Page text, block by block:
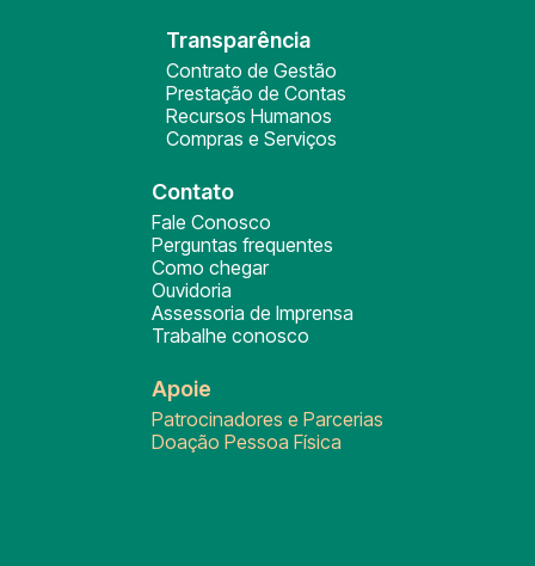
Transparência
Contrato de Gestão
Prestação de Contas
Recursos Humanos
Compras e Serviços
Contato
Fale Conosco
Perguntas frequentes
Como chegar
Ouvidoria
Assessoria de Imprensa
Trabalhe conosco
Apoie
Patrocinadores e Parcerias
Doação Pessoa Física